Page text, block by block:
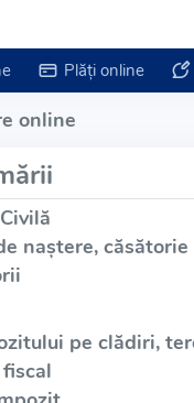
Plăți online
online
naștere, căsătorie
pe clădiri,